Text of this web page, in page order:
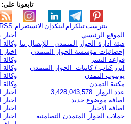
تابعونا على:
RSS الانستغرام لينكدإن تيلكرامبنترست
الموقع الرئيسي
هيئة ادارة الحوار المتمدن - للإتصال بنا
إحصائيات مؤسسة الحوار المتمدن
قواعد النشر
ابرز كتاب / كاتبات الحوار المتمدن
يوتيوب التمدن
مكتبة التمدن
عدد الزوار: 3,428,043,578
اضافة موضوع جديد
اضافة الاخبار
حملات الحوار المتمدن التضامنية
أخبار
وكالة
وكالة
وكالة
وكالة
وكالة
اخبار
اخبار
اخبار